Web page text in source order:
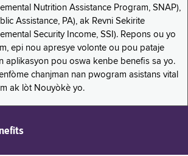
Nutrition Assistance Program, SNAP),
Assistance, PA), ak Revni Sekirite
Security Income, SSI). Repons ou yo
epi nou apresye volonte ou pou pataje
aplikasyon pou oswa kenbe benefis sa yo.
chanjman nan pwogram asistans vital
ak lòt Nouyòkè yo.